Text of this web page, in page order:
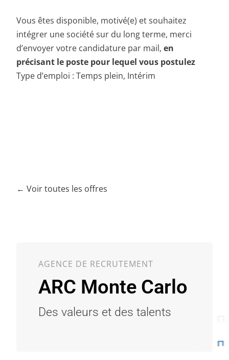
Vous êtes disponible, motivé(e) et souhaitez
intégrer une société sur du long terme, merci
d’envoyer votre candidature par mail,en
précisant le poste pour lequel vous postulez
Type d’emploi : Temps plein, Intérim
← Voir toutes les offres
AGENCE DE RECRUTEMENT
ARC Monte Carlo
Des valeurs et des talents